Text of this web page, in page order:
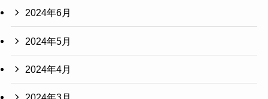
2024年6月
2024年5月
2024年4月